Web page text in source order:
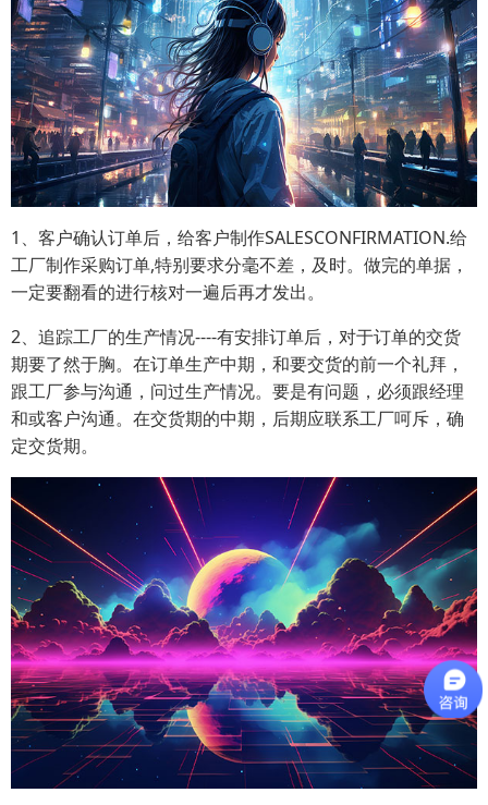
1、客户确认订单后，给客户制作SALESCONFIRMATION.给
工厂制作采购订单,特别要求分毫不差，及时。做完的单据，
一定要翻看的进行核对一遍后再才发出。
2、追踪工厂的生产情况----有安排订单后，对于订单的交货
期要了然于胸。在订单生产中期，和要交货的前一个礼拜，
跟工厂参与沟通，问过生产情况。要是有问题，必须跟经理
和或客户沟通。在交货期的中期，后期应联系工厂呵斥，确
定交货期。